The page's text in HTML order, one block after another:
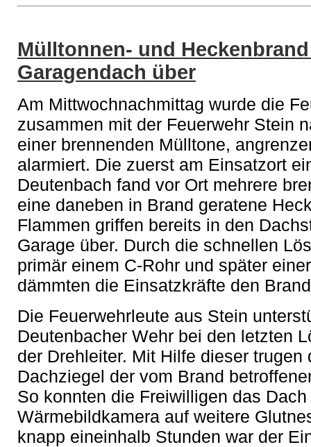
Mülltonnen- und
Garagendach über
Am Mittwochnachmittag wurde die
zusammen mit der Feuerwehr Stein
einer brennenden Mülltone,
alarmiert. Die zuerst am Einsatzort
Deutenbach fand vor Ort mehrere
eine daneben in Brand geratene
Flammen griffen bereits in den
Garage über. Durch die schnellen
primär einem C-Rohr und später
dämmten die Einsatzkräfte den
Die Feuerwehrleute aus Stein
Deutenbacher Wehr bei den letzten
der Drehleiter. Mit Hilfe dieser
Dachziegel der vom Brand
So konnten die Freiwilligen das
Wärmebildkamera auf weitere
knapp eineinhalb Stunden war der